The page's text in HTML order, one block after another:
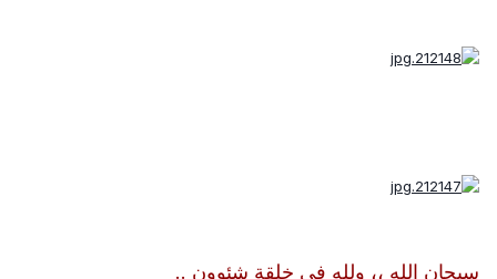
سبحان الله ،، ولله في خلقة شئوون ..